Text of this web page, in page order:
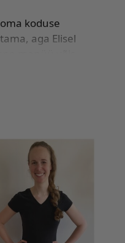
koduse
aga Elisel
kuidas
üldse paha diil!
keskkoolis –
Ja energiast
kõrvalt.
see, kuivõrd
ja tervislikku
trenni